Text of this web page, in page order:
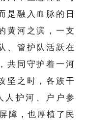
是融入血脉的日
黄河之滨，一支
、管护队活跃在
共同守护着一河
坚之时，各族干
人护河、户户参
障，也厚植了民